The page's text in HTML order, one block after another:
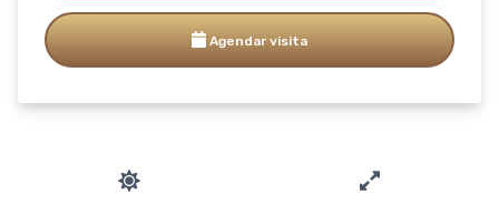
Agendar visita